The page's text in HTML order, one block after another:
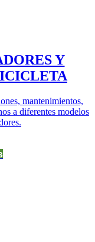
Y
mantenimientos,
a diferentes modelos